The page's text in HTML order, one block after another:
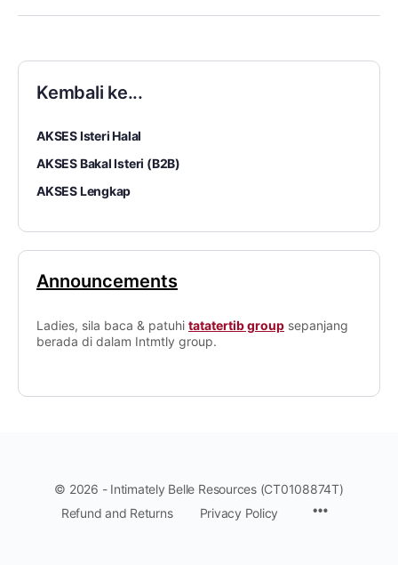
Kembali ke...
AKSES Isteri Halal
AKSES Bakal Isteri (B2B)
AKSES Lengkap
Announcements
Ladies, sila baca & patuhi tatatertib group sepanjang
berada di dalam Intmtly group.
© 2026 - Intimately Belle Resources (CT0108874T)
Refund and Returns
Privacy Policy